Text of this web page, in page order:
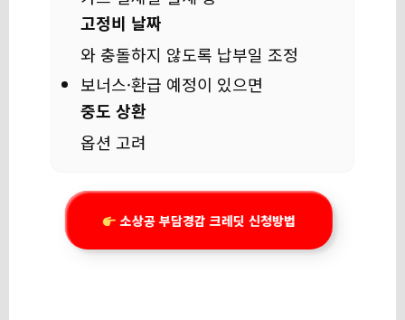
고정비 날짜
와 충돌하지 않도록 납부일 조정
보너스·환급 예정이 있으면
중도 상환
옵션 고려
소상공 부담경감 크레딧 신청방법